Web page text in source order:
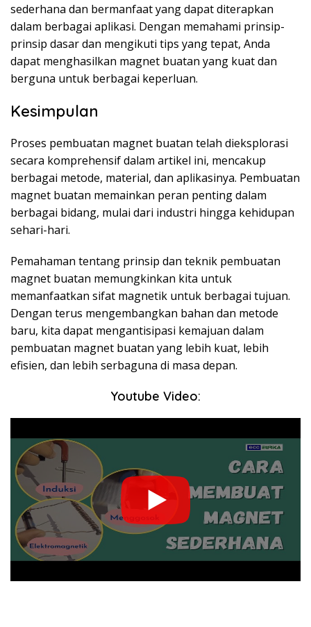
sederhana dan bermanfaat yang dapat diterapkan
dalam berbagai aplikasi. Dengan memahami prinsip-
prinsip dasar dan mengikuti tips yang tepat, Anda
dapat menghasilkan magnet buatan yang kuat dan
berguna untuk berbagai keperluan.
Kesimpulan
Proses pembuatan magnet buatan telah dieksplorasi
secara komprehensif dalam artikel ini, mencakup
berbagai metode, material, dan aplikasinya. Pembuatan
magnet buatan memainkan peran penting dalam
berbagai bidang, mulai dari industri hingga kehidupan
sehari-hari.
Pemahaman tentang prinsip dan teknik pembuatan
magnet buatan memungkinkan kita untuk
memanfaatkan sifat magnetik untuk berbagai tujuan.
Dengan terus mengembangkan bahan dan metode
baru, kita dapat mengantisipasi kemajuan dalam
pembuatan magnet buatan yang lebih kuat, lebih
efisien, dan lebih serbaguna di masa depan.
Youtube Video: